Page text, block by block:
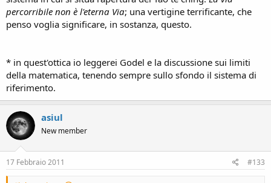
percorribile non è l'eterna Via; una vertigine terrificante, che
penso voglia significare, in sostanza, questo.
* in quest'ottica io leggerei Godel e la discussione sui limiti
della matematica, tenendo sempre sullo sfondo il sistema di
riferimento.
asiul
New member
17 Febbraio 2011 #133